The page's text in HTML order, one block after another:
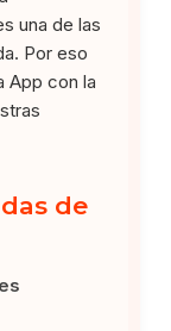
una de las
Por eso
App con la
de